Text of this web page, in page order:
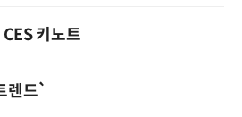
키노트
렌드`